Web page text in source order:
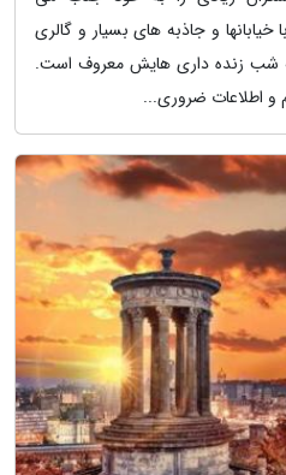
و جاذبه های بسیار و گالری
شب زنده داری هایش معروف است.
و اطلاعات ضروری...